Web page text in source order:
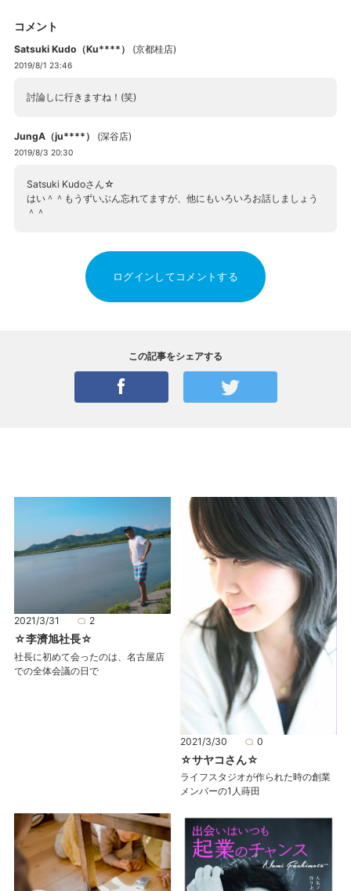
コメント
Satsuki Kudo（Ku****） (京都桂店)
2019/8/1 23:46
討論しに行きますね！(笑)
JungA（ju****） (深谷店)
2019/8/3 20:30
Satsuki Kudoさん☆
はい＾＾もうずいぶん忘れてますが、他にもいろいろお話しましょう
＾＾
ログインしてコメントする
この記事をシェアする
2021/3/31 2
☆李濟旭社長☆
社長に初めて会ったのは、名古屋店
での全体会議の日で
2021/3/30 0
☆サヤコさん☆
ライフスタジオが作られた時の創業
メンバーの1人蒔田